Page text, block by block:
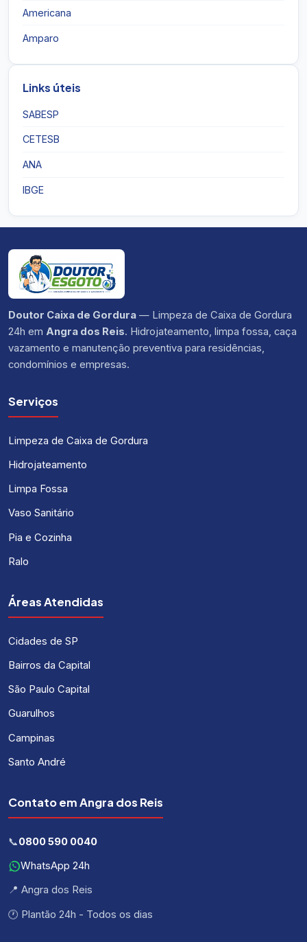
Americana
Amparo
Links úteis
SABESP
CETESB
ANA
IBGE
Doutor Caixa de Gordura — Limpeza de Caixa de Gordura
24h em Angra dos Reis. Hidrojateamento, limpa fossa, caça
vazamento e manutenção preventiva para residências,
condomínios e empresas.
Serviços
Limpeza de Caixa de Gordura
Hidrojateamento
Limpa Fossa
Vaso Sanitário
Pia e Cozinha
Ralo
Áreas Atendidas
Cidades de SP
Bairros da Capital
São Paulo Capital
Guarulhos
Campinas
Santo André
Contato em Angra dos Reis
📞0800 590 0040
WhatsApp 24h
📍 Angra dos Reis
🕐 Plantão 24h - Todos os dias